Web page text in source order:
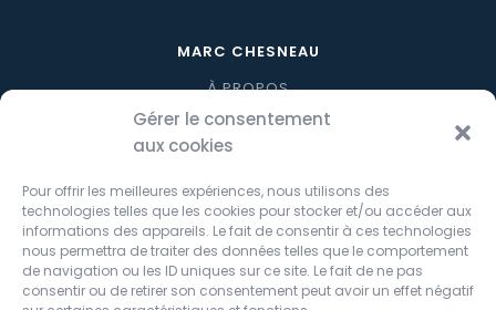
Gérer le consentement
aux cookies
Pour offrir les meilleures expériences, nous utilisons des
technologies telles que les cookies pour stocker et/ou accéder aux
informations des appareils. Le fait de consentir à ces technologies
nous permettra de traiter des données telles que le comportement
de navigation ou les ID uniques sur ce site. Le fait de ne pas
consentir ou de retirer son consentement peut avoir un effet négatif
20,00€ 50,00
Options tirage
MARC CHESNEAU
À PROPOS
BLOG
SHOP
NOS PRODUITS
MON COMPTE